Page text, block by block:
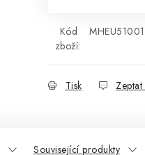
Kód
zboží:
Tisk Zeptat
Související produkty